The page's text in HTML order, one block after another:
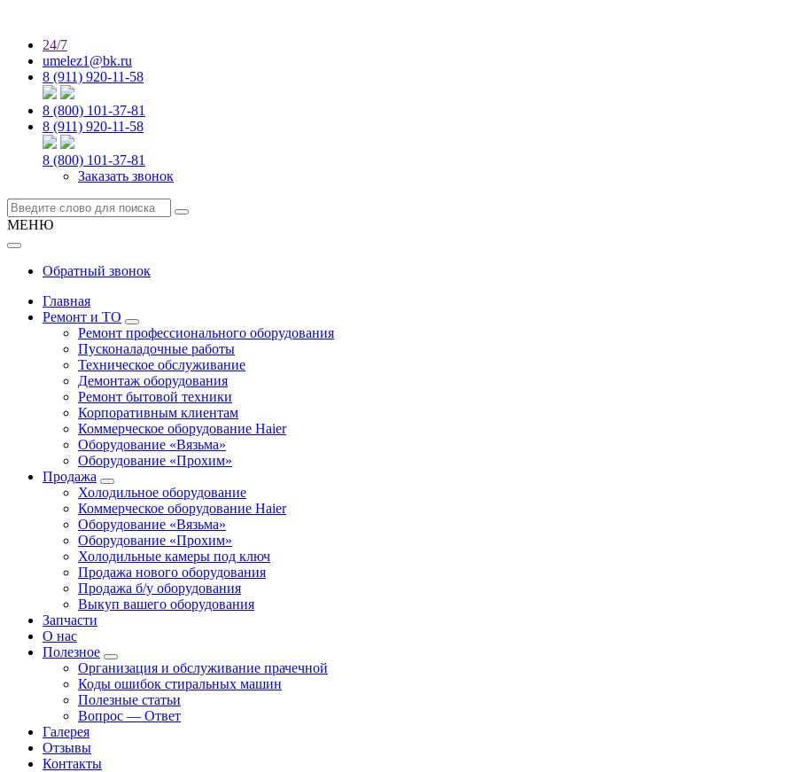
24/7
umelez1@bk.ru
8 (911) 920-11-58
8 (800) 101-37-81
8 (911) 920-11-58
8 (800) 101-37-81
Заказать звонок
МЕНЮ
Обратный звонок
Главная
Ремонт и ТО
Ремонт профессионального оборудования
Пусконаладочные работы
Техническое обслуживание
Демонтаж оборудования
Ремонт бытовой техники
Корпоративным клиентам
Коммерческое оборудование Haier
Оборудование «Вязьма»
Оборудование «Прохим»
Продажа
Холодильное оборудование
Коммерческое оборудование Haier
Оборудование «Вязьма»
Оборудование «Прохим»
Холодильные камеры под ключ
Продажа нового оборудования
Продажа б/у оборудования
Выкуп вашего оборудования
Запчасти
О нас
Полезное
Организация и обслуживание прачечной
Коды ошибок стиральных машин
Полезные статьи
Вопрос — Ответ
Галерея
Отзывы
Контакты